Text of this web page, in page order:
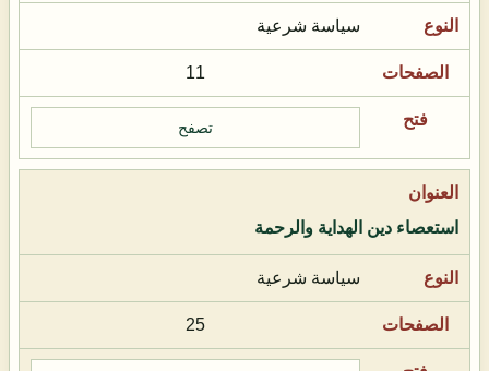
سياسة شرعية
11
تصفح
استعصاء دين الهداية والرحمة
سياسة شرعية
25